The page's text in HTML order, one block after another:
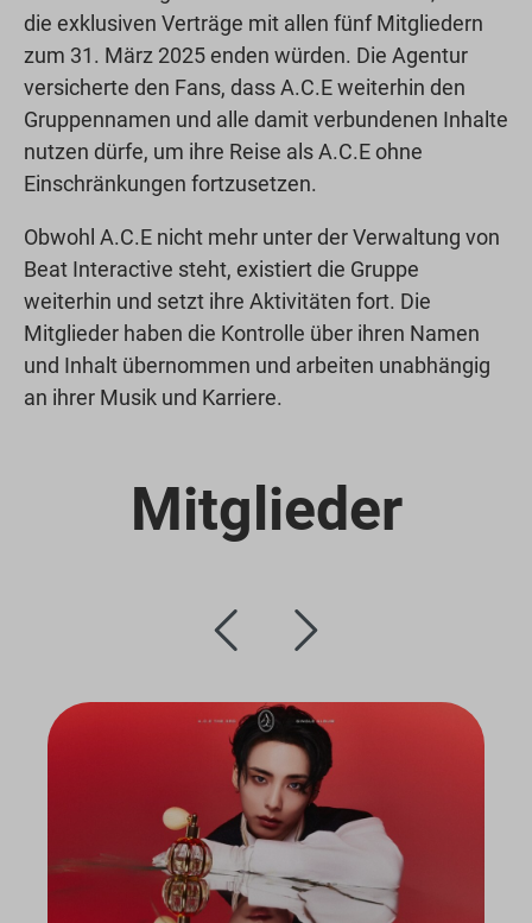
die exklusiven Verträge mit allen fünf Mitgliedern
zum 31. März 2025 enden würden. Die Agentur
versicherte den Fans, dass A.C.E weiterhin den
Gruppennamen und alle damit verbundenen Inhalte
nutzen dürfe, um ihre Reise als A.C.E ohne
Einschränkungen fortzusetzen.
Obwohl A.C.E nicht mehr unter der Verwaltung von
Beat Interactive steht, existiert die Gruppe
weiterhin und setzt ihre Aktivitäten fort. Die
Mitglieder haben die Kontrolle über ihren Namen
und Inhalt übernommen und arbeiten unabhängig
an ihrer Musik und Karriere.
Mitglieder